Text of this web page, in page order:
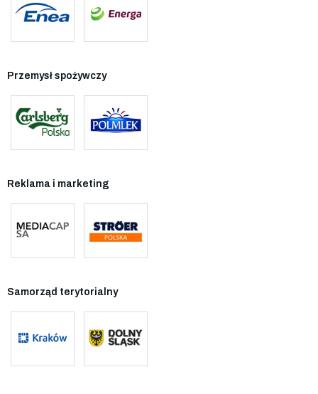
Przemysł spożywczy
Reklama i marketing
Samorząd terytorialny